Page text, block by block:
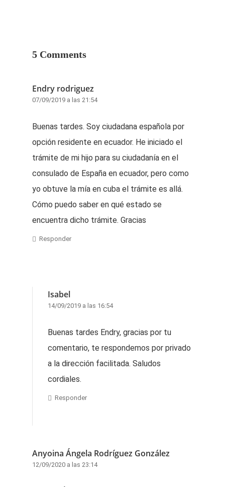
5 Comments
Endry rodriguez
07/09/2019 a las 21:54
Buenas tardes. Soy ciudadana española por
opción residente en ecuador. He iniciado el
trámite de mi hijo para su ciudadanía en el
consulado de España en ecuador, pero como
yo obtuve la mía en cuba el trámite es allá.
Cómo puedo saber en qué estado se
encuentra dicho trámite. Gracias
Responder
Isabel
14/09/2019 a las 16:54
Buenas tardes Endry, gracias por tu
comentario, te respondemos por privado
a la dirección facilitada. Saludos
cordiales.
Responder
Anyoina Ángela Rodríguez González
12/09/2020 a las 23:14